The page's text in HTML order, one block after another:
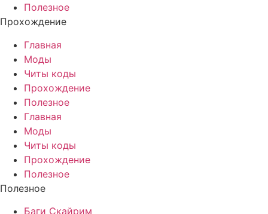
Полезное
Прохождение
Главная
Моды
Читы коды
Прохождение
Полезное
Главная
Моды
Читы коды
Прохождение
Полезное
Полезное
Баги Скайрим